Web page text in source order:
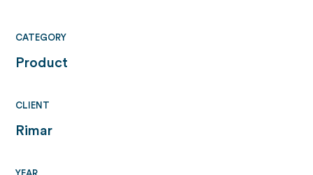
CATEGORY
Product
CLIENT
Rimar